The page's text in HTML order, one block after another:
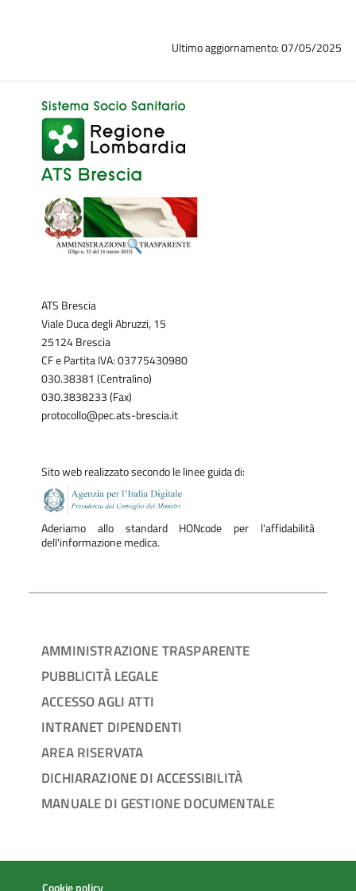
Ultimo aggiornamento: 07/05/2025
ATS Brescia
Viale Duca degli Abruzzi, 15
25124 Brescia
CF e Partita IVA: 03775430980
030.38381 (Centralino)
030.3838233 (Fax)
protocollo@pec.ats-brescia.it
Sito web realizzato secondo le linee guida di:
Aderiamo allo standard HONcode per l'affidabilità
dell'informazione medica.
AMMINISTRAZIONE TRASPARENTE
PUBBLICITÀ LEGALE
ACCESSO AGLI ATTI
INTRANET DIPENDENTI
AREA RISERVATA
DICHIARAZIONE DI ACCESSIBILITÀ
MANUALE DI GESTIONE DOCUMENTALE